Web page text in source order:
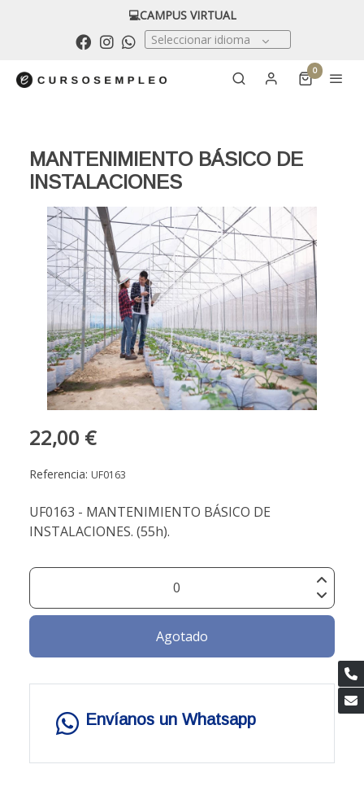
💻CAMPUS VIRTUAL
Seleccionar idioma
0
MANTENIMIENTO BÁSICO DE
INSTALACIONES
22,00 €
Referencia: UF0163
UF0163 - MANTENIMIENTO BÁSICO DE
INSTALACIONES. (55h).
Agotado
Envíanos un Whatsapp